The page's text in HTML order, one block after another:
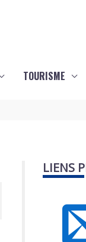
TOURISME
LIENS